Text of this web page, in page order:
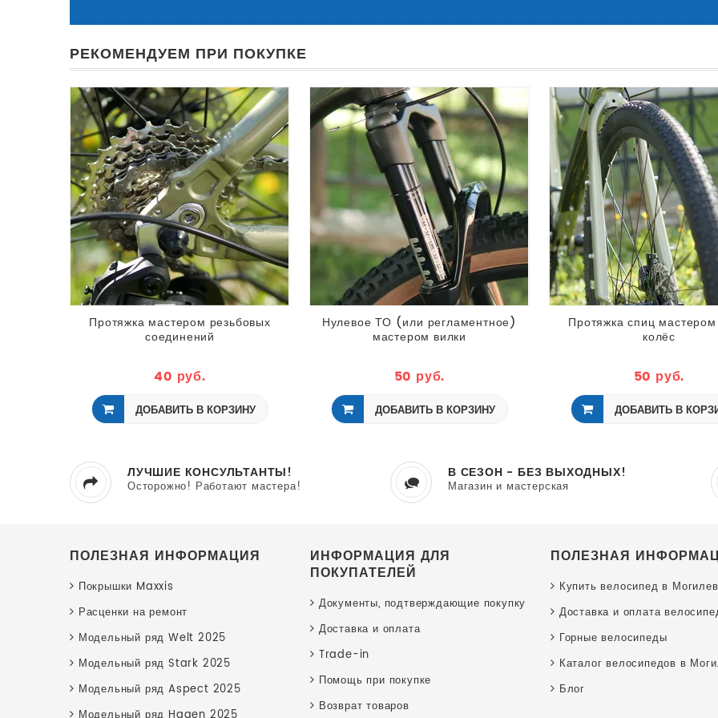
РЕКОМЕНДУЕМ ПРИ ПОКУПКЕ
Протяжка мастером резьбовых
соединений
40 руб.
ДОБАВИТЬ В КОРЗИНУ
Нулевое ТО (или регламентное)
мастером вилки
50 руб.
ДОБАВИТЬ В КОРЗИНУ
Протяжка спиц
колёс
50 руб.
ДОБАВИТЬ В
ЛУЧШИЕ КОНСУЛЬТАНТЫ!
Осторожно! Работают мастера!
В СЕЗОН - БЕЗ ВЫХОДНЫХ!
Магазин и мастерская
ПОЛЕЗНАЯ ИНФОРМАЦИЯ
Покрышки Maxxis
Расценки на ремонт
Модельный ряд Welt 2025
Модельный ряд Stark 2025
Модельный ряд Aspect 2025
ИНФОРМАЦИЯ ДЛЯ
ПОКУПАТЕЛЕЙ
Документы, подтверждающие покупку
Доставка и оплата
Trade-in
Помощь при покупке
Возврат товаров
ПОЛЕЗНАЯ
Купить велосипед в
Доставка и оплата
Горные велосипеды
Каталог велосипедов в
Блог